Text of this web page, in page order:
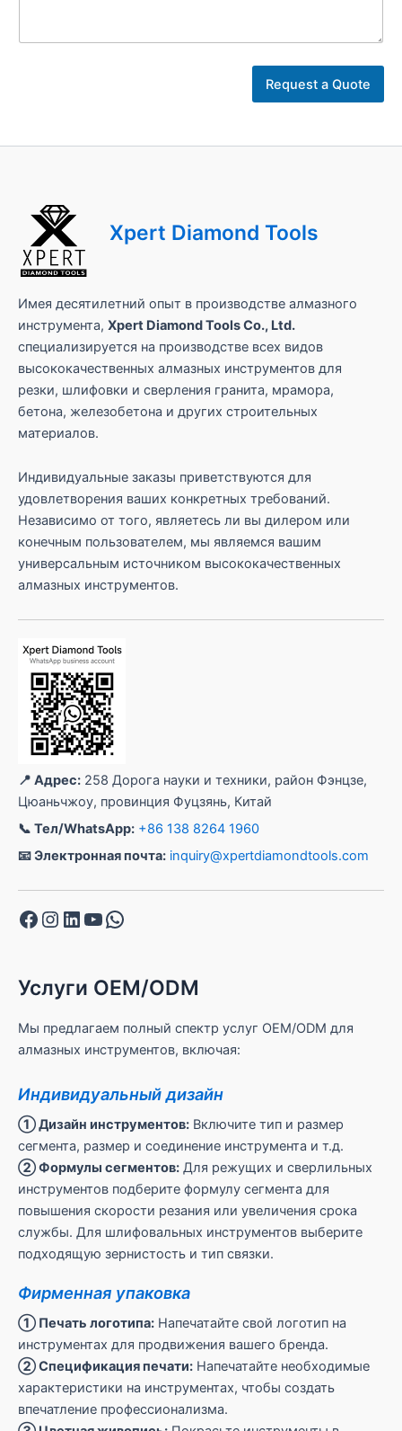
с
н
и
ы
Request a Quote
Xpert Diamond Tools
Имея десятилетний опыт в производстве алмазного
инструмента, Xpert Diamond Tools Co., Ltd.
специализируется на производстве всех видов
высококачественных алмазных инструментов для
резки, шлифовки и сверления гранита, мрамора,
бетона, железобетона и других строительных
материалов.
Индивидуальные заказы приветствуются для
удовлетворения ваших конкретных требований.
Независимо от того, являетесь ли вы дилером или
конечным пользователем, мы являемся вашим
универсальным источником высококачественных
алмазных инструментов.
📍 Адрес: 258 Дорога науки и техники, район Фэнцзе,
Цюаньчжоу, провинция Фуцзянь, Китай
📞 Тел/WhatsApp: +86 138 8264 1960
📧 Электронная почта: inquiry@xpertdiamondtools.com
Facebook
Instagram
LinkedIn
YouTube
WhatsApp
Услуги OEM/ODM
Мы предлагаем полный спектр услуг OEM/ODM для
алмазных инструментов, включая:
Индивидуальный дизайн
① Дизайн инструментов: Включите тип и размер
сегмента, размер и соединение инструмента и т.д.
② Формулы сегментов: Для режущих и сверлильных
инструментов подберите формулу сегмента для
повышения скорости резания или увеличения срока
службы. Для шлифовальных инструментов выберите
подходящую зернистость и тип связки.
Фирменная упаковка
① Печать логотипа: Напечатайте свой логотип на
инструментах для продвижения вашего бренда.
② Спецификация печати: Напечатайте необходимые
характеристики на инструментах, чтобы создать
впечатление профессионализма.